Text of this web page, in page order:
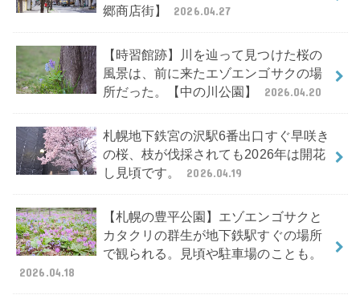
郷商店街】
2026.04.27
【時習館跡】川を辿って見つけた桜の
風景は、前に来たエゾエンゴサクの場
所だった。【中の川公園】
2026.04.20
札幌地下鉄宮の沢駅6番出口すぐ早咲き
の桜、枝が伐採されても2026年は開花
し見頃です。
2026.04.19
【札幌の豊平公園】エゾエンゴサクと
カタクリの群生が地下鉄駅すぐの場所
で観られる。見頃や駐車場のことも。
2026.04.18